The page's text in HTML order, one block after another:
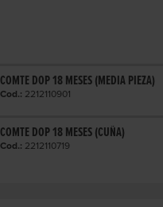
COMTE DOP 18 MESES (MEDIA PIEZA)
Cod.: 2212110901
COMTE DOP 18 MESES (CUÑA)
Cod.: 2212110719